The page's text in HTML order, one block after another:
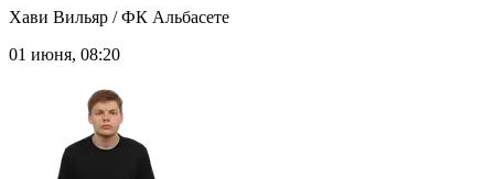
Хави Вильяр / ФК Альбасете
01 июня, 08:20